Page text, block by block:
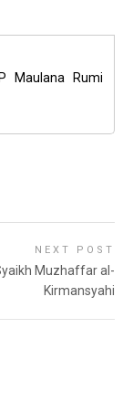
Maulana Rumi
NEXT POST
Muzhaffar al-
Kirmansyahi